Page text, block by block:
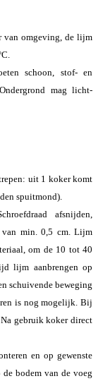
van omgeving, de lijm
schoon, stof- en
mag licht-
uit 1 koker komt
spuitmond).
afsnijden,
van min. 0,5 cm. Lijm
om de 10 tot 40
lijm aanbrengen op
schuivende beweging
is nog mogelijk. Bij
gebruik koker direct
en op gewenste
bodem van de voeg